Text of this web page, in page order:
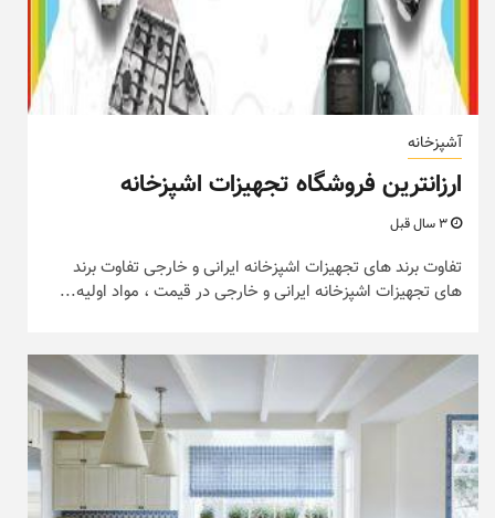
آشپزخانه
ارزانترین فروشگاه تجهیزات اشپزخانه
تفاوت برند های تجهیزات اشپزخانه ایرانی و خارجی تفاوت برند
های تجهیزات اشپزخانه ایرانی و خارجی در قیمت ، مواد اولیه...